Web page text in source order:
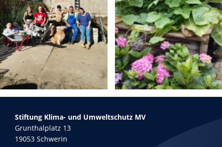
Stiftung Klima- und Umweltschutz MV
Grunthalplatz 13
19053 Schwerin